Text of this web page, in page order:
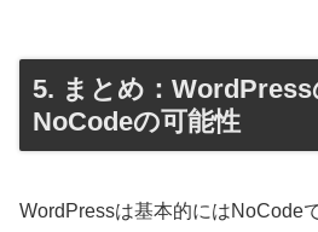
5. まとめ：WordPress
NoCodeの可能性
WordPressは基本的にはNoCode